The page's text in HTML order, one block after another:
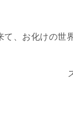
て、お化けの世